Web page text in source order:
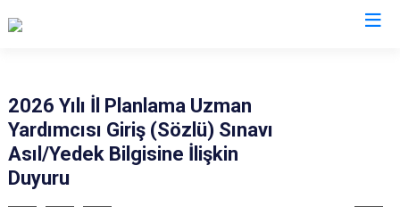
2026 Yılı İl Planlama Uzman
Yardımcısı Giriş (Sözlü) Sınavı
Asıl/Yedek Bilgisine İlişkin
Duyuru